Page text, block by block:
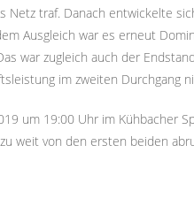
Netz traf. Danach entwickelte
Ausgleich war es erneut
war zugleich auch der
im zweiten Durchgang
um 19:00 Uhr im Kühbacher
weit von den ersten beiden